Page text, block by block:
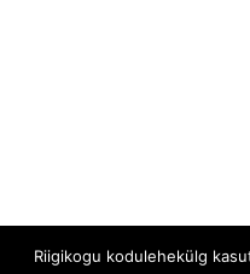
Riigikogu kodulehekülg